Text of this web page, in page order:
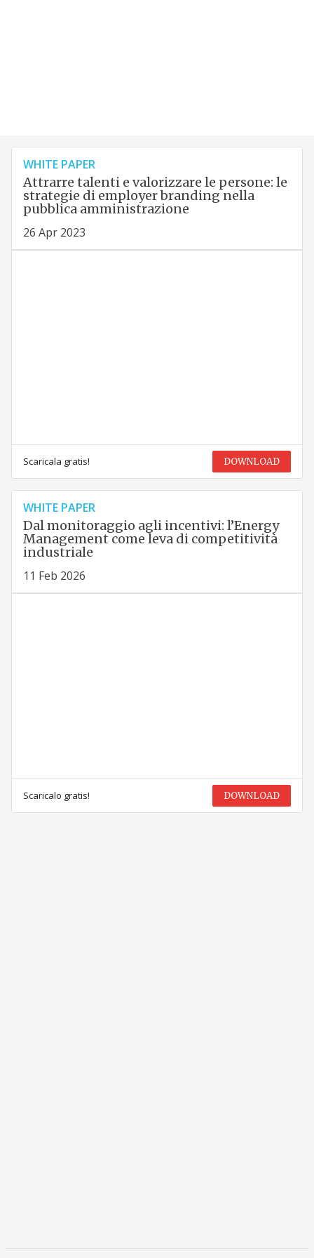
WHITE PAPER
Attrarre talenti e valorizzare le persone: le
strategie di employer branding nella
pubblica amministrazione
26 Apr 2023
Scaricala gratis! DOWNLOAD
WHITE PAPER
Dal monitoraggio agli incentivi: l’Energy
Management come leva di competitività
industriale
11 Feb 2026
Scaricalo gratis! DOWNLOAD